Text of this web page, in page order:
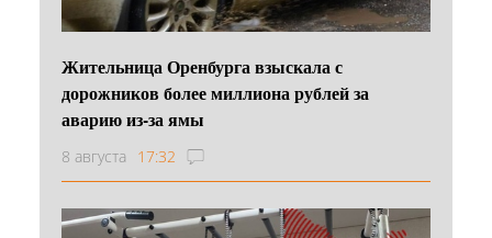
Жительница Оренбурга взыскала с
дорожников более миллиона рублей за
аварию из-за ямы
8 августа 17:32